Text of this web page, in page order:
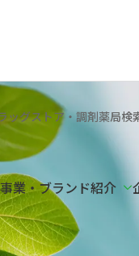
ッグストア・調剤薬局検
事業・ブランド紹介